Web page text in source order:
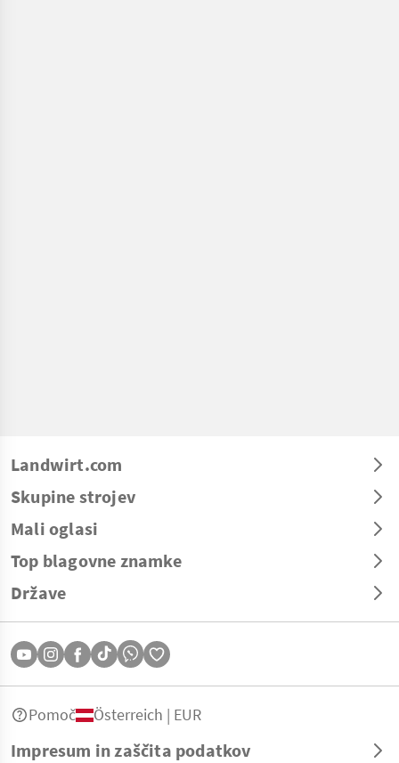
Landwirt.com
Skupine strojev
Mali oglasi
Top blagovne znamke
Države
Impresum in zaščita podatkov
Pomoč Österreich | EUR